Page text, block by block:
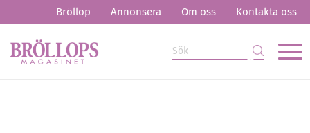
Bröllop Annonsera Om oss Kontakta oss